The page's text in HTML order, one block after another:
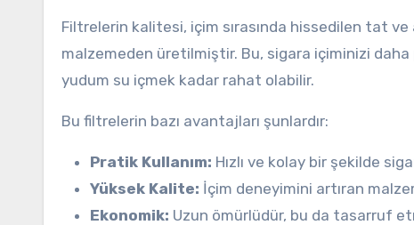
Filtrelerin kalitesi, içim sırasında hissedilen tat
malzemeden üretilmiştir. Bu, sigara içiminizi
yudum su içmek kadar rahat olabilir.
Bu filtrelerin bazı avantajları şunlardır:
Pratik Kullanım: Hızlı ve kolay bir şekilde
Yüksek Kalite: İçim deneyimini artıran
Ekonomik: Uzun ömürlüdür, bu da tasarruf